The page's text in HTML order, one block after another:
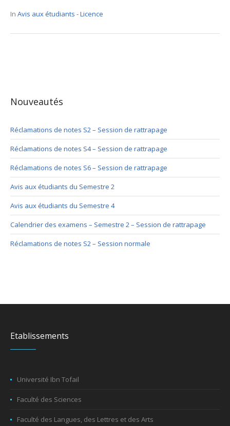
In Avis aux étudiants - Licence
Nouveautés
Réclamations de notes S2 – Session de rattrapage
Réclamations de notes S4 – Session de rattrapage
Réclamations de notes S6 – Session de rattrapage
Avis aux étudiants du Semestre 2
Avis aux étudiants du Semestre 4
Calendrier des examens – Semestre 2 – Session de rattrapage
Réclamations de notes S2 – Session normale
Etablissements
Université Ibn Tofail
Faculté des Sciences
Faculté des Langues, des Lettres et des Arts